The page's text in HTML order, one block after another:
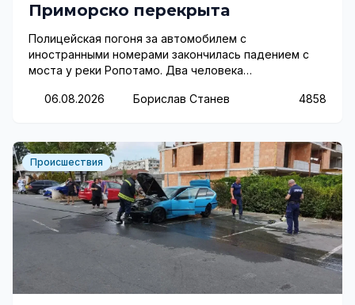
Приморско перекрыта
Полицейская погоня за автомобилем с
иностранными номерами закончилась падением с
моста у реки Ропотамо. Два человека
06.08.2026
Борислав Станев 4858
Происшествия